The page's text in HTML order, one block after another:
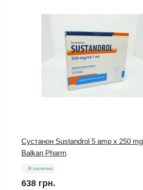
Пептид MGF (2 mg) CanadaPeptides
В наличии
383 грн.